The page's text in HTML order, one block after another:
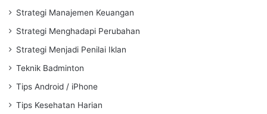
Strategi Manajemen Keuangan
Strategi Menghadapi Perubahan
Strategi Menjadi Penilai Iklan
Teknik Badminton
Tips Android / iPhone
Tips Kesehatan Harian